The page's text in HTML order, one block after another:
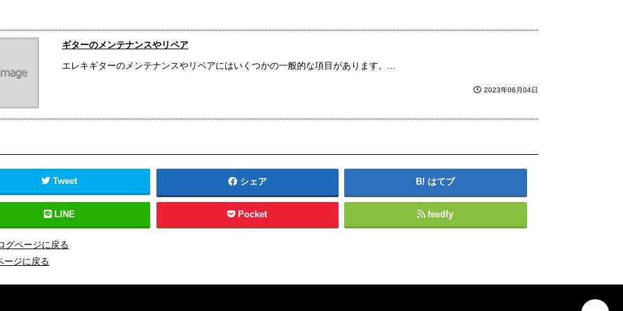
ギターのメンテナンスやリペア
エレキギターのメンテナンスやリペアにはいくつかの一般的な項目があります。...
2023年06月04日
Tweet シェア はてブ
LINE Pocket feedly
グページに戻る
ージに戻る